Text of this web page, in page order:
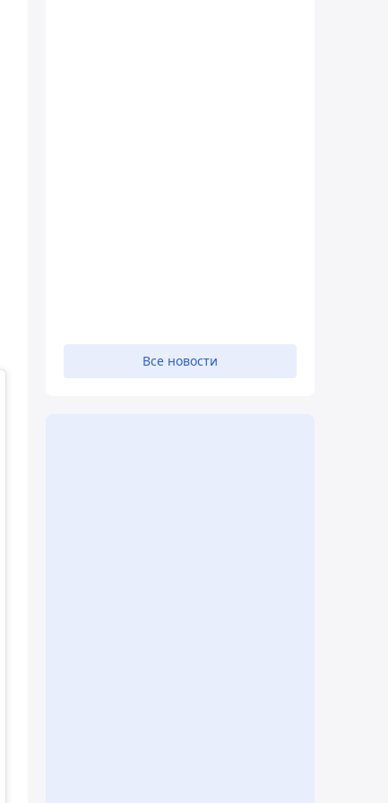
Все новости